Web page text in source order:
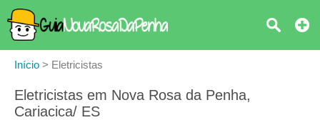
Início > Eletricistas
Eletricistas em Nova Rosa da Penha,
Cariacica/ ES